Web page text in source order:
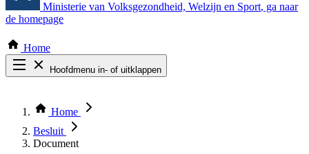
Ministerie van Volksgezondheid, Welzijn en Sport, ga naar
de homepage
Home
Hoofdmenu in- of uitklappen
Thema COVID-19
Bekijk per bestuursorgaan
Home
Besluit
Document